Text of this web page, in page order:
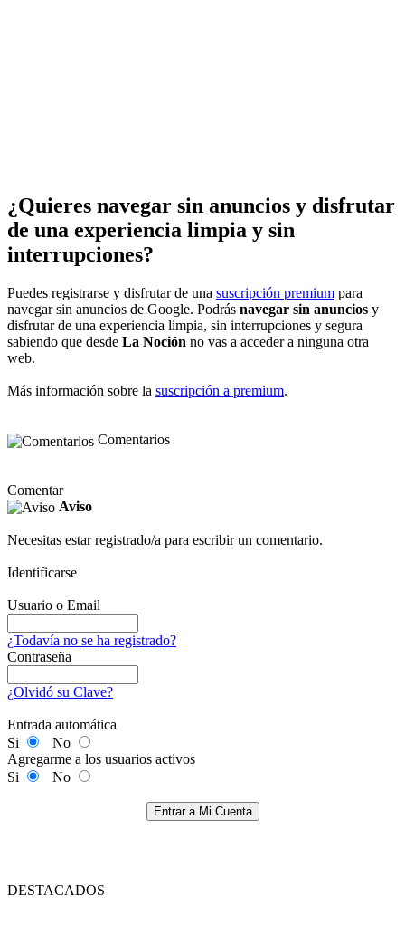
¿Quieres navegar sin anuncios y disfrutar
de una experiencia limpia y sin
interrupciones?
Puedes registrarse y disfrutar de una suscripción premium para
navegar sin anuncios de Google. Podrás navegar sin anuncios y
disfrutar de una experiencia limpia, sin interrupciones y segura
sabiendo que desde La Noción no vas a acceder a ninguna otra
web.
Más información sobre la suscripción a premium.
Comentarios
Comentar
Aviso
Necesitas estar registrado/a para escribir un comentario.
Identificarse
Usuario o Email
¿Todavía no se ha registrado?
Contraseña
¿Olvidó su Clave?
Entrada automática
Si
No
Agregarme a los usuarios activos
Si
No
Entrar a Mi Cuenta
DESTACADOS